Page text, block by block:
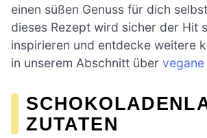
einen süßen Genuss für dich
dieses Rezept wird sicher der Hit
inspirieren und entdecke weitere
in unserem Abschnitt über
ZUTATEN